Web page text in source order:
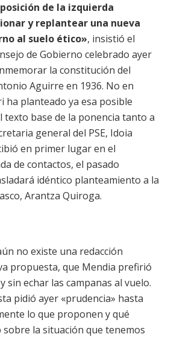
de la izquierda
y replantear una nueva
al suelo ético», insistió el
de Gobierno celebrado ayer
la constitución del
Aguirre en 1936. No en
ha planteado ya esa posible
texto base de la ponencia tanto a
general del PSE, Idoia
en primer lugar en el
de contactos, el pasado
idéntico planteamiento a la
Arantza Quiroga.
no existe una redacción
propuesta, que Mendia prefirió
sin echar las campanas al vuelo.
pidió ayer «prudencia» hasta
lo que proponen y qué
la situación que tenemos